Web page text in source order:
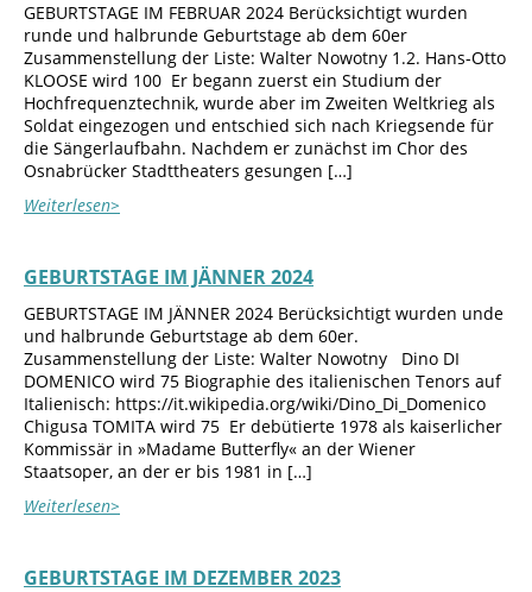
GEBURTSTAGE IM FEBRUAR 2024 Berücksichtigt wurden
runde und halbrunde Geburtstage ab dem 60er
Zusammenstellung der Liste: Walter Nowotny 1.2. Hans-Otto
KLOOSE wird 100 Er begann zuerst ein Studium der
Hochfrequenztechnik, wurde aber im Zweiten Weltkrieg als
Soldat eingezogen und entschied sich nach Kriegsende für
die Sängerlaufbahn. Nachdem er zunächst im Chor des
Osnabrücker Stadttheaters gesungen […]
Weiterlesen>
GEBURTSTAGE IM JÄNNER 2024
GEBURTSTAGE IM JÄNNER 2024 Berücksichtigt wurden unde
und halbrunde Geburtstage ab dem 60er.
Zusammenstellung der Liste: Walter Nowotny Dino DI
DOMENICO wird 75 Biographie des italienischen Tenors auf
Italienisch: https://it.wikipedia.org/wiki/Dino_Di_Domenico
Chigusa TOMITA wird 75 Er debütierte 1978 als kaiserlicher
Kommissär in »Madame Butterfly« an der Wiener
Staatsoper, an der er bis 1981 in […]
Weiterlesen>
GEBURTSTAGE IM DEZEMBER 2023